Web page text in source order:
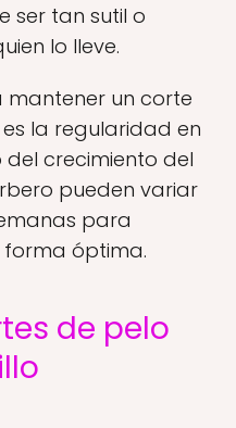
ser tan sutil o
lo lleve.
mantener un corte
la regularidad en
del crecimiento del
pueden variar
para
forma óptima.
de pelo